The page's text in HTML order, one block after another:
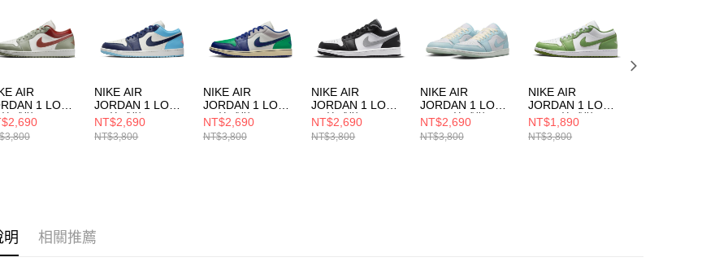
形，恩沛科技股份有限公司將有權停止該用戶之使用額度並採取法律行
AIR
1 LOW
球鞋
NIKE AIR
JORDAN 1 LOW
男 籃球鞋
553558149
NT$2,690
NT$3,800
NIKE AIR
JORDAN 1 LOW
男 籃球鞋
553558147
NT$2,690
NT$3,800
NIKE AIR
JORDAN 1 LOW
男 籃球鞋
553558040
NT$2,690
NT$3,800
NIKE AIR
JORDAN 1 LOW
SE 男 籃球鞋
HJ5999400
NT$2,690
NT$3,800
NIKE AIR
JORDAN 1 LOW
SE 男 籃球鞋
HF4823100
NT$1,890
NT$3,800
明 相關推薦